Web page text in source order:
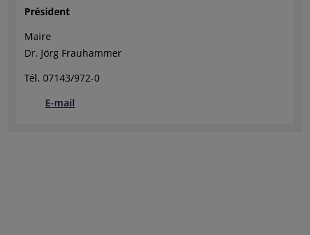
Président
Maire
Dr. Jörg Frauhammer
Tél. 07143/972-0
E-mail